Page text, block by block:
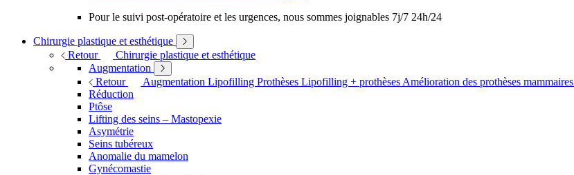
Pour le suivi post-opératoire et les urgences, nous sommes joignables 7j/7 24h/24
Chirurgie plastique et esthétique
Retour
Chirurgie plastique et esthétique
Augmentation
Retour
Augmentation Lipofilling Prothèses Lipofilling + prothèses Amélioration des prothèses mammaires
Réduction
Ptôse
Lifting des seins – Mastopexie
Asymétrie
Seins tubéreux
Anomalie du mamelon
Gynécomastie